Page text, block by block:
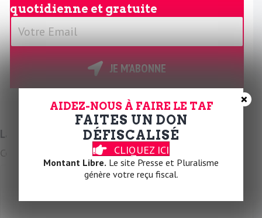
quotidienne et gratuite
V
JE M'ABONNE
Laissez un commentaire
Commentaire
AIDEZ-NOUS À FAIRE LE TAF
FAITES UN DON
DÉFISCALISÉ
CLIQUEZ ICI
Montant Libre. Le site Presse et Pluralisme
génère votre reçu fiscal.
×